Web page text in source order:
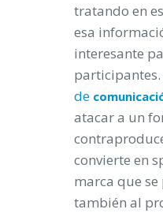
tratando en
esa
interesante
participantes.
de
atacar a un
convierte en
marca que
también al